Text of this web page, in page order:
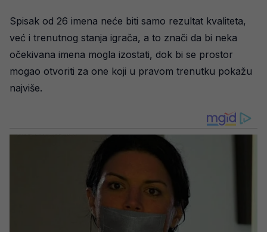
Spisak od 26 imena neće biti samo rezultat kvaliteta,
već i trenutnog stanja igrača, a to znači da bi neka
očekivana imena mogla izostati, dok bi se prostor
mogao otvoriti za one koji u pravom trenutku pokažu
najviše.